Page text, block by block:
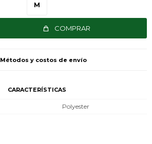
M
COMPRAR
Métodos y costos de envío
CARACTERÍSTICAS
Polyester